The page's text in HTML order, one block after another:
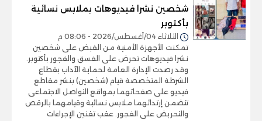
شخصين نشرا فيديوهات بملابس نسائية
بأكتوبر
الثلاثاء 04/أغسطس/2026 - 08:06 م
تمكنت الأجهزة الأمنية من القبض على شخصين
نشرا فيديوهات تحرض على الفسق والفجور بأكتوبر.
وقد رصدت الإدارة العامة لحماية الآداب بقطاع
الشرطة المتخصصة قيام (شخصين) بنشر مقاطع
فيديو على صفحاتهما بمواقع التواصل الاجتماعى
تتضمن إرتدائهما ملابس نسائية وقيامهما بالرقص
والتحريض على الفجور. عقب تقنين الإجراءات